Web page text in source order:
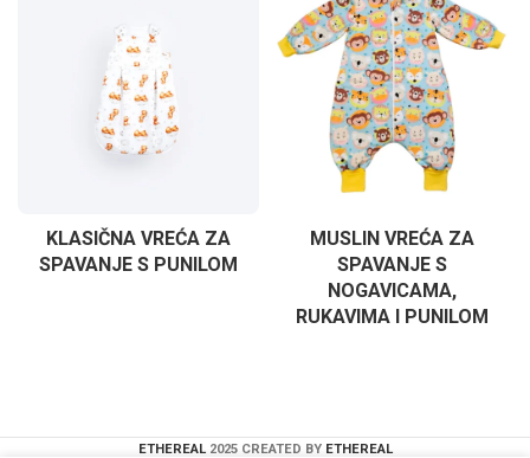
KLASIČNA VREĆA ZA
SPAVANJE S PUNILOM
MUSLIN VREĆA ZA
SPAVANJE S
NOGAVICAMA,
RUKAVIMA I PUNILOM
ETHEREAL 2025 CREATED BY ETHEREAL